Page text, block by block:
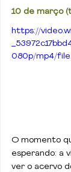
10 de março
https://
080p/mp4/
O momento
esperando: a
ver o acervo